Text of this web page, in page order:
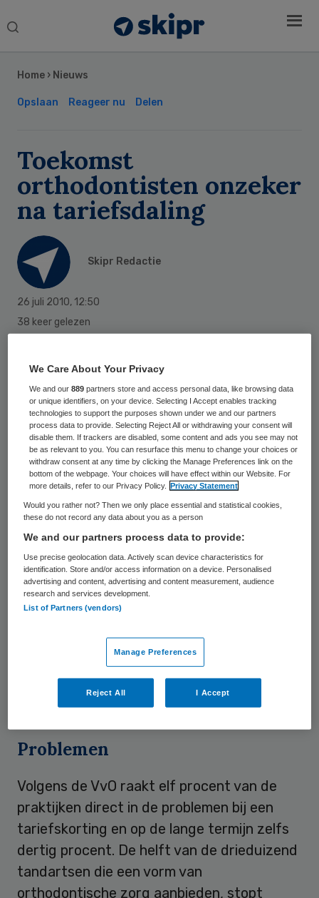
Search
Home › Nieuws
Opslaan Reageer nu Delen
Toekomst
orthodontisten onzeker
na tariefsdaling
Skipr Redactie
26 juli 2010, 12:50
38 keer gelezen
Een derde van de orthodontistenpraktijken
in Nederland moet vrezen voor zijn
voortbestaan als de Nederlandse
Zorgautoriteit (NZa) de tarieven van
orthodontisten verder verlaagt. Zet de NZa
de tariefsdaling door, dan valt de
orthodontische zorg voor zo’n
veertigduizend patiënten weg. Dat stelt de
Vereniging van Orthodontisten (VvO) in de
Volkskrant.
Tariefsdaling
De orthodontisten vrezen dat de NZa de
vanaf 2011 met meer dan dertig
procent dalen. De NZa maakt deze week de
definitieve percentages bekend.
Problemen
Volgens de VvO raakt elf procent van de
praktijken direct in de problemen bij een
tariefskorting en op de lange termijn zelfs
dertig procent. De helft van de drieduizend
tandartsen die een vorm van
orthodontische zorg aanbieden, stopt
Sidebar
We Care About Your Privacy
We and our889 partners store and access personal data, like browsing data
or unique identifiers, on your device. Selecting I Accept enables tracking
technologies to support the purposes shown under we and our partners
process data to provide. Selecting Reject All or withdrawing your consent will
disable them. If trackers are disabled, some content and ads you see may not
be as relevant to you. You can resurface this menu to change your choices or
withdraw consent at any time by clicking the Manage Preferences link on the
bottom of the webpage. Your choices will have effect within our Website. For
more details, refer to our Privacy Policy.
Privacy Statement
Would you rather not? Then we only place essential and statistical cookies,
these do not record any data about you as a person
We and our partners process data to provide:
Use precise geolocation data. Actively scan device characteristics for
identification. Store and/or access information on a device. Personalised
advertising and content, advertising and content measurement, audience
research and services development.
List of Partners (vendors)
Manage Preferences
Reject All I Accept